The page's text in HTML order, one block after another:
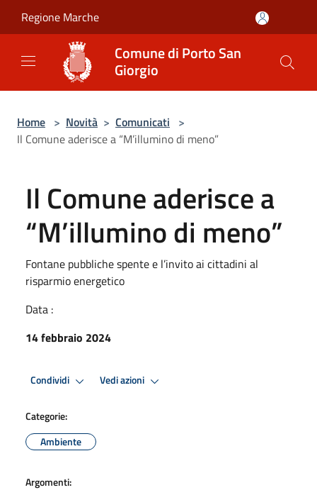
Regione Marche
Comune di Porto San
Giorgio
Home > Novità > Comunicati >
Il Comune aderisce a “M’illumino di meno”
Il Comune aderisce a
“M’illumino di meno”
Fontane pubbliche spente e l’invito ai cittadini al
risparmio energetico
Data :
14 febbraio 2024
Condividi Vedi azioni
Categorie:
Ambiente
Argomenti: